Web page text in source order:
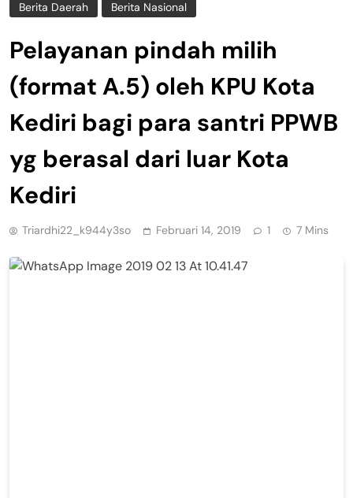
Berita Daerah Berita Nasional
Pelayanan pindah milih
(format A.5) oleh KPU Kota
Kediri bagi para santri PPWB
yg berasal dari luar Kota
Kediri
Triardhi22_k944y3so Februari 14, 2019 1 7 Mins